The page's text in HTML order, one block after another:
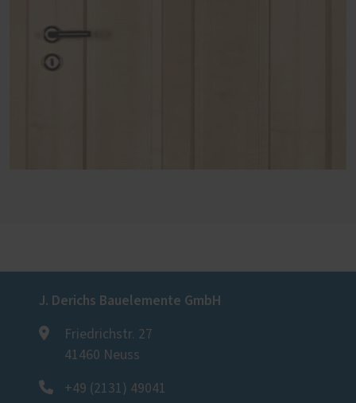
J. Derichs Bauelemente GmbH
Friedrichstr. 27
41460 Neuss
+49 (2131) 49041